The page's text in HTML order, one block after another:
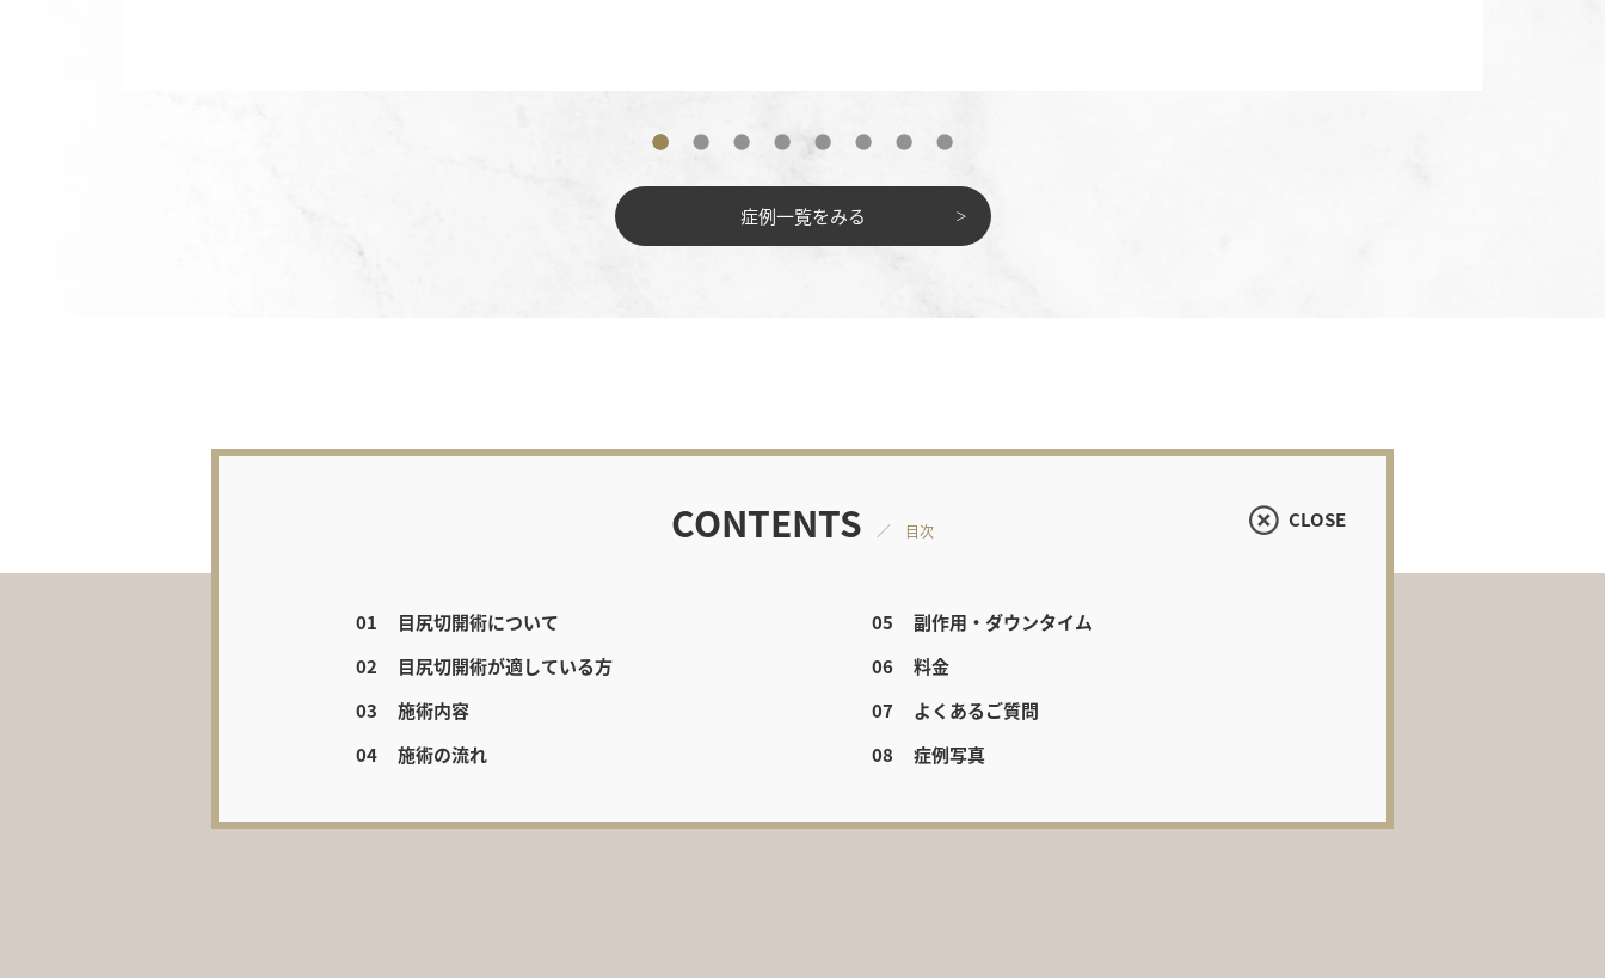
症例一覧をみる
CONTENTS ／ 目次 CLOSE
目尻切開術について
目尻切開術が適している方
施術内容
施術の流れ
副作用・ダウンタイム
料金
よくあるご質問
症例写真